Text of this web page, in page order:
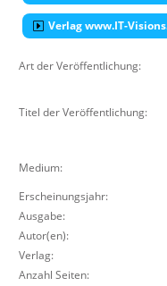
Verlag www.IT-
Art der Veröffentlichung:
Titel der Veröffentlichung:
Medium:
Erscheinungsjahr:
Ausgabe:
Autor(en):
Verlag:
Anzahl Seiten: